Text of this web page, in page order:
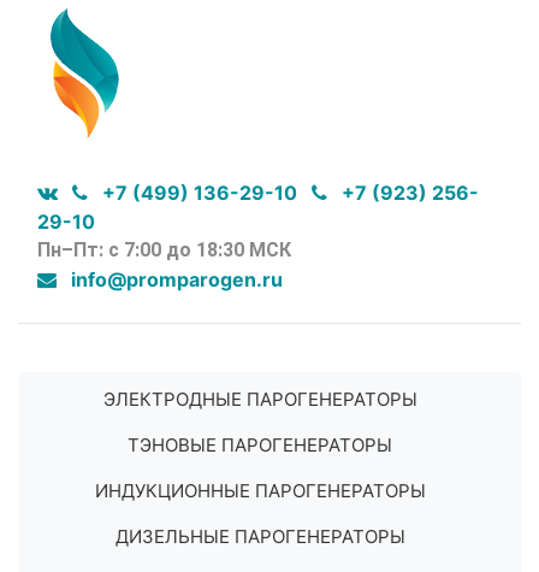
+7 (499) 136-29-10
+7 (923) 256-
29-10
Пн–Пт: с 7:00 до 18:30 МСК
info@promparogen.ru
ЭЛЕКТРОДНЫЕ ПАРОГЕНЕРАТОРЫ
ТЭНОВЫЕ ПАРОГЕНЕРАТОРЫ
ИНДУКЦИОННЫЕ ПАРОГЕНЕРАТОРЫ
ДИЗЕЛЬНЫЕ ПАРОГЕНЕРАТОРЫ